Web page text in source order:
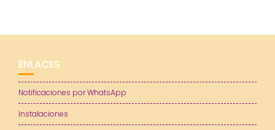
ENLACES
Notificaciones por WhatsApp
Instalaciones